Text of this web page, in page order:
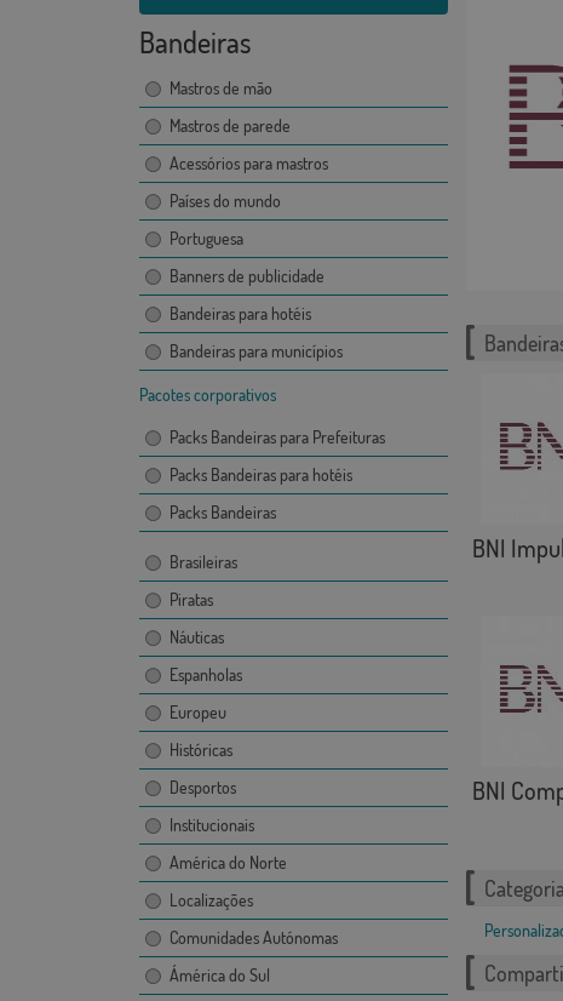
Bandeiras
Mastros de mão
Mastros de parede
Acessórios para mastros
Países do mundo
Portuguesa
Banners de publicidade
Bandeiras para hotéis
Bandeiras para municípios
Pacotes corporativos
Packs Bandeiras para Prefeituras
Packs Bandeiras para hotéis
Packs Bandeiras
Brasileiras
Piratas
Náuticas
Espanholas
Europeu
Históricas
Desportos
Institucionais
América do Norte
Localizações
Comunidades Autónomas
Ámérica do Sul
BNI
BNI